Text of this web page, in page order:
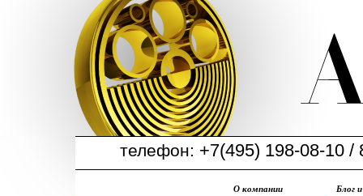
телефон: +7(495) 198-08-10 /
О компании Блог